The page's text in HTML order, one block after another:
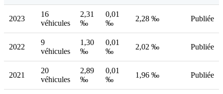
2023
16
véhicules
2,31
‰
0,01
‰
2,28 ‰ Publiée
2022
9
véhicules
1,30
‰
0,01
‰
2,02 ‰ Publiée
2021
20
véhicules
2,89
‰
0,01
‰
1,96 ‰ Publiée